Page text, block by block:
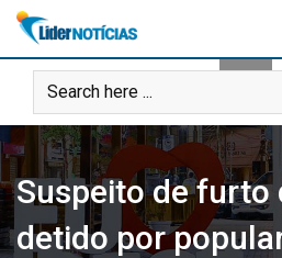
Skip
content
Suspeito de furto
detido por